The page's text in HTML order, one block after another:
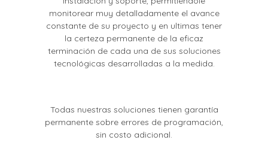
monitorear muy detalladamente el avance
constante de su proyecto y en ultimas tener
la certeza permanente de la eficaz
terminación de cada una de sus soluciones
tecnológicas desarrolladas a la medida.
Todas nuestras soluciones tienen garantía
permanente sobre errores de programación,
sin costo adicional.